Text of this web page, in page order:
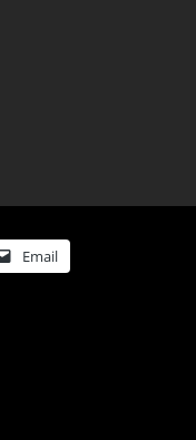
Email